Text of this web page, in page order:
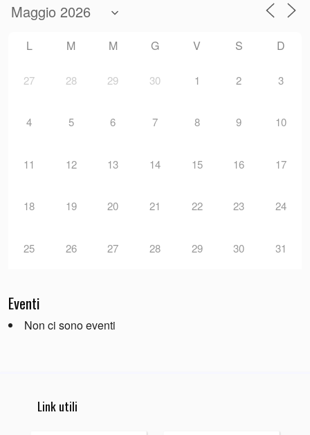
L M M G V S D
27 28 29 30 1 2 3
4 5 6 7 8 9 10
11 12 13 14 15 16 17
18 19 20 21 22 23 24
25 26 27 28 29 30 31
Eventi
Non ci sono eventi
Link utili